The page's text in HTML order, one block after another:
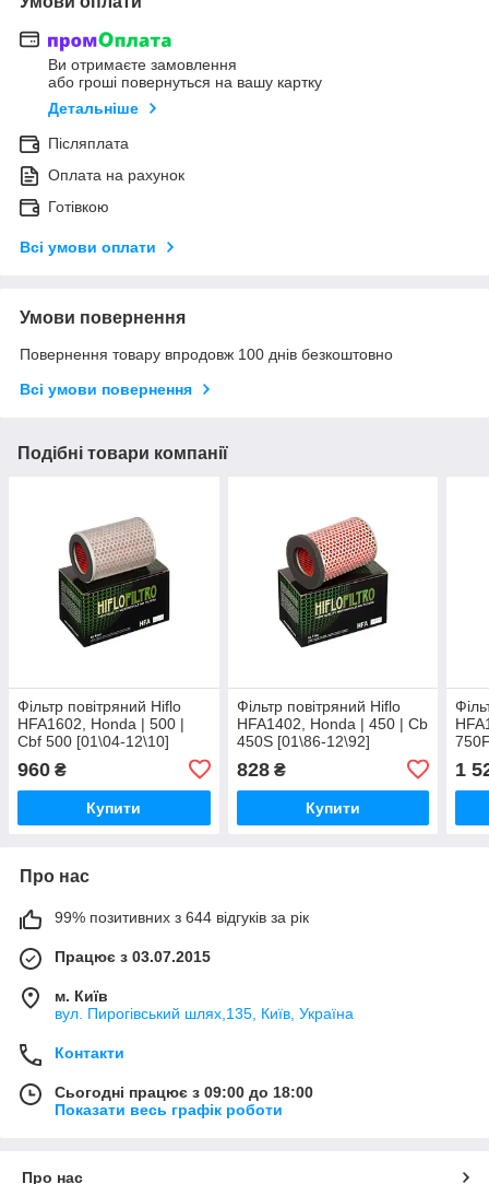
Ви отримаєте замовлення
або гроші повернуться на вашу картку
Детальніше
Післяплата
Оплата на рахунок
Готівкою
Всі умови оплати
Умови повернення
Повернення товару впродовж 100 днів безкоштовно
Всі умови повернення
Подібні товари компанії
Фільтр повітряний Hiflo
HFA1602, Honda | 500 |
Cbf 500 [01\04-12\10]
960 ₴
Купити
Фільтр повітряний Hiflo
HFA1402, Honda | 450 | Cb
450S [01\86-12\92]
828₴
Купити
1
Про нас
99% позитивних з 644 відгуків за рік
Працює з 03.07.2015
м. Київ
вул. Пирогівський шлях,135, Київ, Україна
Контакти
Сьогодні працює з 09:00 до 18:00
Показати весь графік роботи
Про нас